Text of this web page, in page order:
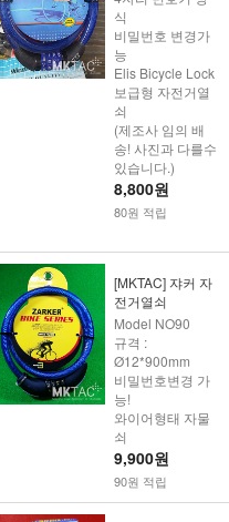
식
비밀번호 변경가
능
Elis Bicycle Lock
보급형 자전거열
쇠
(제조사 임의 배
송! 사진과 다를수
있습니다.)
8,800원
80원 적립
[MKTAC] 쟈커 자
전거열쇠
Model NO90
규격 :
Ø12*900mm
비밀번호변경 가
능!
와이어형태 자물
쇠
9,900원
90원 적립